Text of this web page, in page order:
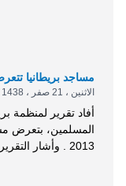
مساجد بريطانيا تتعرض لـ 100 هجوم
الاثنين ، 21 صفر ، 1438 الموافق 21 نوفمبر 2016
أفاد تقرير لمنظمة
2013 . وأشار
الفترة التي أعقبت
في